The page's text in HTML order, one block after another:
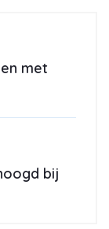
met
bij